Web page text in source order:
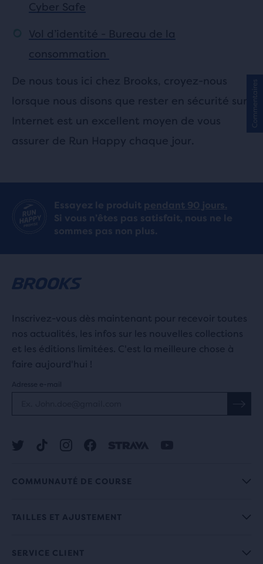
Cyber Safe
Vol d’identité - Bureau de la
consommation
De nous tous ici chez Brooks, croyez-nous
lorsque nous disons que rester en sécurité sur
Internet est un excellent moyen de vous
assurer de Run Happy chaque jour.
Essayez le produit pendant 90 jours.
Si vous n’êtes pas satisfait, nous ne le
sommes pas non plus.
Inscrivez-vous dès maintenant pour recevoir toutes
nos actualités, les infos sur les nouvelles collections
et les éditions limitées. C'est la meilleure chose à
faire aujourd'hui !
Adresse e-mail
COMMUNAUTÉ DE COURSE
TAILLES ET AJUSTEMENT
SERVICE CLIENT
Commentaires